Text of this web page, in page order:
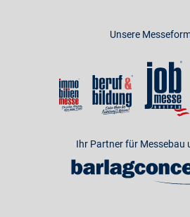
Unsere
Ihr Partner für Messebau